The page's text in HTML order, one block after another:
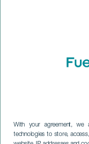
With your agreement,
technologies to store,